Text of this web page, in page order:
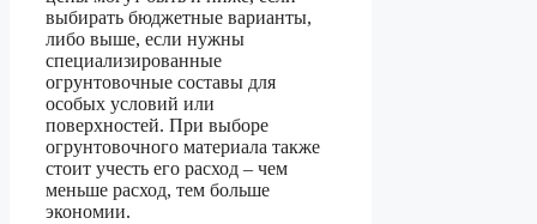
выбирать бюджетные варианты,
либо выше, если нужны
специализированные
огрунтовочные составы для
особых условий или
поверхностей. При выборе
огрунтовочного материала также
стоит учесть его расход – чем
меньше расход, тем больше
экономии.